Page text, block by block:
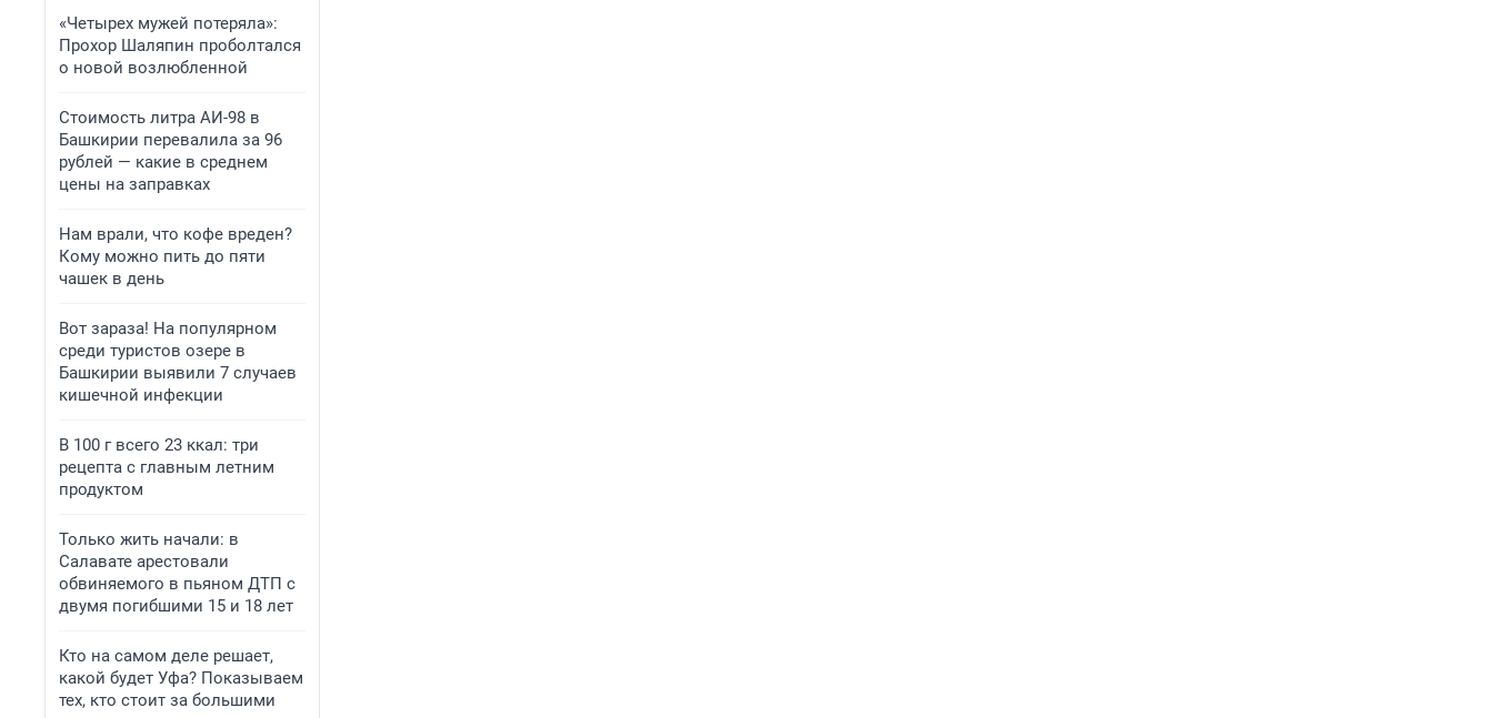
«Четырех мужей потеряла»:
Прохор Шаляпин проболтался
о новой возлюбленной
Стоимость литра АИ-98 в
Башкирии перевалила за 96
рублей — какие в среднем
цены на заправках
Нам врали, что кофе вреден?
Кому можно пить до пяти
чашек в день
Вот зараза! На популярном
среди туристов озере в
Башкирии выявили 7 случаев
кишечной инфекции
В 100 г всего 23 ккал: три
рецепта с главным летним
продуктом
Только жить начали: в
Салавате арестовали
обвиняемого в пьяном ДТП с
двумя погибшими 15 и 18 лет
Кто на самом деле решает,
какой будет Уфа? Показываем
тех, кто стоит за большими